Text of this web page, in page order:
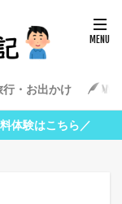
・お出かけ
体験はこちら／